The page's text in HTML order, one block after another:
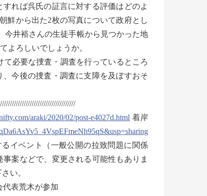
れば呉氏の証言に対する評価はどのよ
から出た2枚の写真について政府とし
井裕さんの生徒手帳から見つかった地
よろしいでしょうか。
て必要な捜査・調査を行っているところ
今後の捜査・調査に支障を及ぼすおそ
araki/2020/02/post-e4027d.html 着岸
るイベント（一般公開の拉致問題に関係
案などで、変更される可能性もありま
い。
表荒木が参加